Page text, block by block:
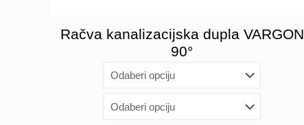
Račva kanalizacijska dupla VARGON
90°